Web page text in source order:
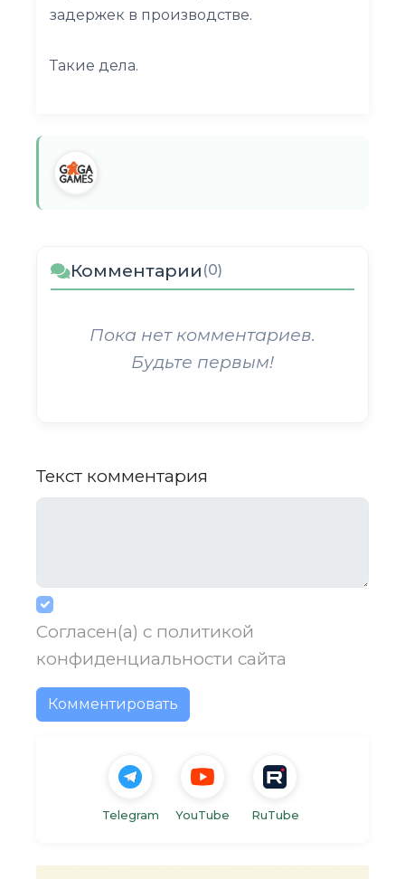
задержек в производстве.
Такие дела.
Комментарии (0)
Пока нет комментариев.
Будьте первым!
Текст комментария
Согласен(а) с политикой
конфиденциальности сайта
Комментировать
Telegram YouTube RuTube